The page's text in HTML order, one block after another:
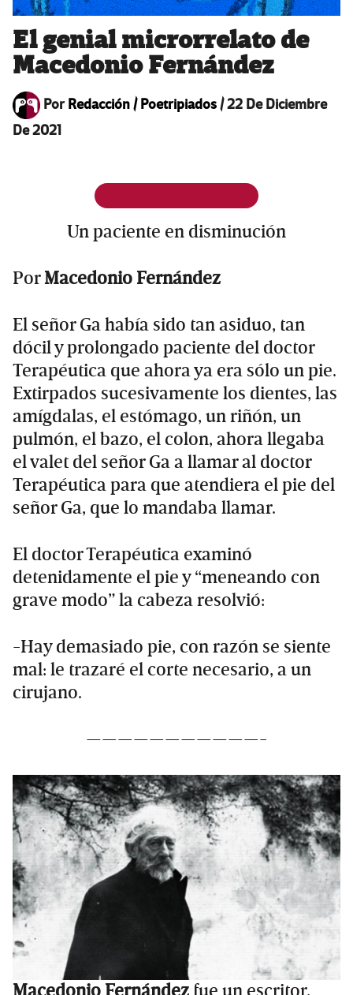
El genial microrrelato de
Macedonio Fernández
PorRedacción / Poetripiados/22 De Diciembre
De 2021
Un paciente en disminución
PorMacedonio Fernández
El señor Ga había sido tan asiduo, tan
dócil y prolongado paciente del doctor
Terapéutica que ahora ya era sólo un pie.
Extirpados sucesivamente los dientes, las
amígdalas, el estómago, un riñón, un
pulmón, el bazo, el colon, ahora llegaba
el valet del señor Ga a llamar al doctor
Terapéutica para que atendiera el pie del
señor Ga, que lo mandaba llamar.
El doctor Terapéutica examinó
detenidamente el pie y “meneando con
grave modo” la cabeza resolvió:
-Hay demasiado pie, con razón se siente
mal: le trazaré el corte necesario, a un
cirujano.
———————————-